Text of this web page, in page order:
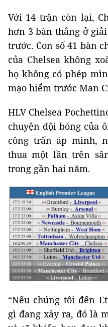
Với 14 trận còn lại,
hơn 3 bàn thắng ở
trước. Con số 41 bàn
của Chelsea không
họ không có phép
mạo hiểm trước Man
HLV Chelsea
chuyện đội bóng của
công trấn áp mình,
thua một lần trên
trong gần hai năm.
“Nếu chúng tôi đến
gì đang xảy ra, đó là